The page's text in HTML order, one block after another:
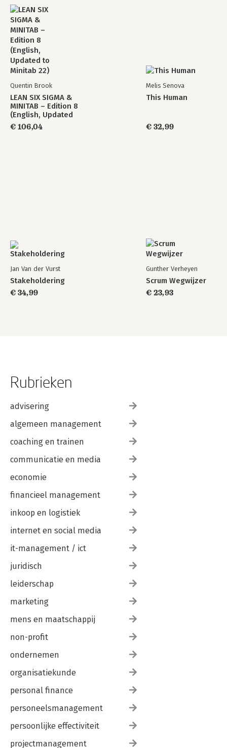
Quentin Brook
LEAN SIX SIGMA &
MINITAB – Edition 8
(English, Updated
to Minitab 22)
€ 106,04
Melis Senova
This Human
€ 32,99
Jan Van der Vurst
Stakeholdering
€ 34,99
Gunther Verheyen
Scrum Wegwijzer
€ 23,93
Rubrieken
advisering
algemeen management
coaching en trainen
communicatie en media
economie
financieel management
inkoop en logistiek
internet en social media
it-management / ict
juridisch
leiderschap
marketing
mens en maatschappij
non-profit
ondernemen
organisatiekunde
personal finance
personeelsmanagement
persoonlijke effectiviteit
projectmanagement